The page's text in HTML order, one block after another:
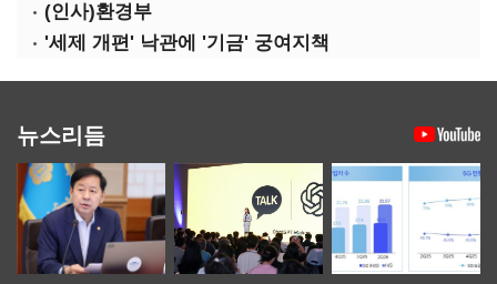
(인사)환경부
'세제 개편' 낙관에 '기금' 궁여지책
뉴스리듬